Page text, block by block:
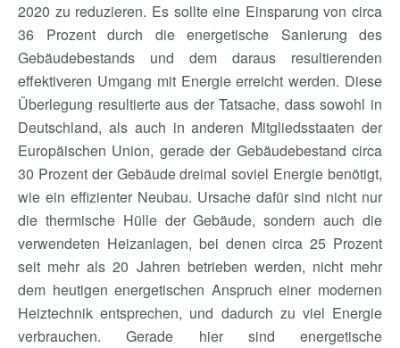
2020 zu reduzieren. Es sollte eine Einsparung von circa
36 Prozent durch die energetische Sanierung des
Gebäudebestands und dem daraus resultierenden
effektiveren Umgang mit Energie erreicht werden. Diese
Überlegung resultierte aus der Tatsache, dass sowohl in
Deutschland, als auch in anderen Mitgliedsstaaten der
Europäischen Union, gerade der Gebäudebestand circa
30 Prozent der Gebäude dreimal soviel Energie benötigt,
wie ein effizienter Neubau. Ursache dafür sind nicht nur
die thermische Hülle der Gebäude, sondern auch die
verwendeten Heizanlagen, bei denen circa 25 Prozent
seit mehr als 20 Jahren betrieben werden, nicht mehr
dem heutigen energetischen Anspruch einer modernen
Heiztechnik entsprechen, und dadurch zu viel Energie
verbrauchen. Gerade hier sind energetische